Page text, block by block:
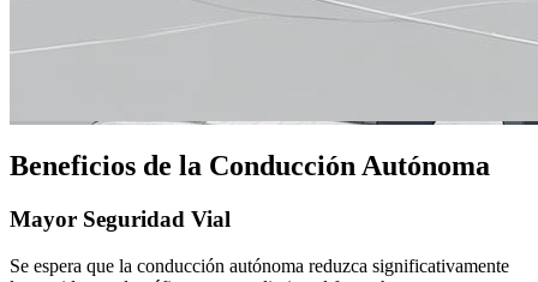
Beneficios de la Conducción Autónoma
Mayor Seguridad Vial
Se espera que la conducción autónoma reduzca significativamente